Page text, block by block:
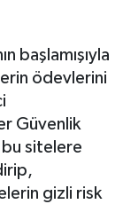
başlamışıyla
ödevlerini
Güvenlik
bu sitelere
gizli risk